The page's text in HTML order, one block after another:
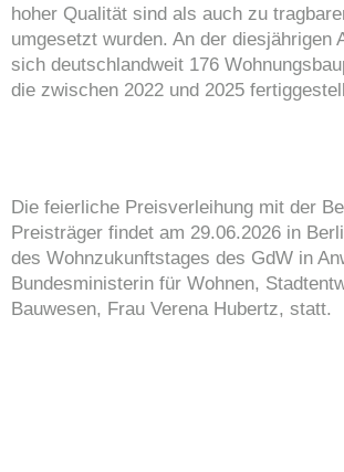
hoher Qualität sind als auch zu
umgesetzt wurden. An der diesjährigen
sich deutschlandweit 176
die zwischen 2022 und 2025
Die feierliche Preisverleihung mit der
Preisträger findet am 29.06.2026 in
des Wohnzukunftstages des GdW in
Bundesministerin für Wohnen,
Bauwesen, Frau Verena Hubertz, statt.